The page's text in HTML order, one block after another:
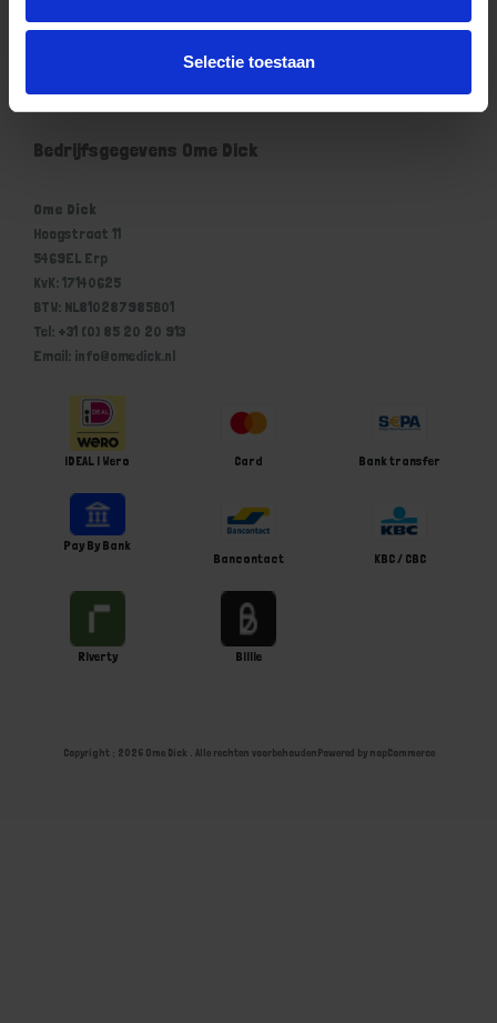
Selectie toestaan
Winkelwagen
Bedrijfsgegevens Ome Dick
Ome Dick
Hoogstraat 11
5469EL Erp
KvK: 17140625
BTW: NL810287985B01
Tel: +31 (0) 85 20 20 913
Email: info@omedick.nl
iDEAL | Wero Card Bank transfer
Pay By Bank
Bancontact
KBC / CBC
Riverty Billie
Copyright ; 2026 Ome Dick . Alle rechten voorbehoudenPowered by nopCommerce